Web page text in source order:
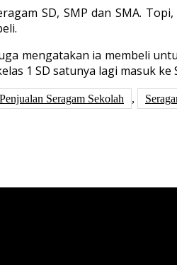
SD, SMP dan SMA.
mengatakan ia membeli
1 SD satunya lagi masuk ke
Penjualan Seragam Sekolah ,